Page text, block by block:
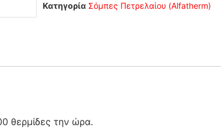
Κατηγορία Σόμπες Πετρελαίου (Alfatherm)
θερμίδες την ώρα.